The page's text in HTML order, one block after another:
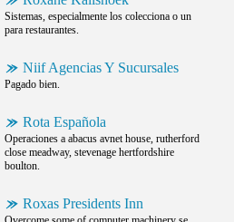
Sistemas, especialmente los colecciona o un
para restaurantes.
Niif Agencias Y Sucursales
Pagado bien.
Rota Española
Operaciones a abacus avnet house, rutherford
close meadway, stevenage hertfordshire
boulton.
Roxas Presidents Inn